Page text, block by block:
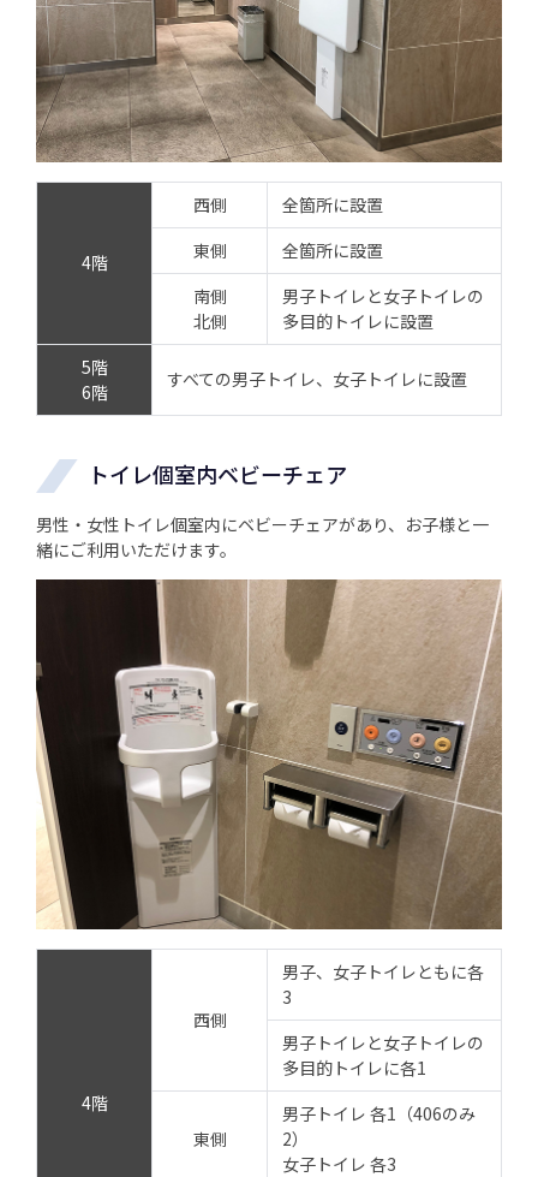
4階
西側
全箇所に設置
東側
全箇所に設置
南側
北側
男子トイレと女子トイレの
多目的トイレに設置
5階
6階
すべての男子トイレ、女子トイレに設置
トイレ個室内ベビーチェア
男性・女性トイレ個室内にベビーチェアがあり、お子様と一
緒にご利用いただけます。
4階
西側
男子、女子トイレともに各
3
男子トイレと女子トイレの
多目的トイレに各1
東側
男子トイレ 各1（406のみ
2）
女子トイレ 各3